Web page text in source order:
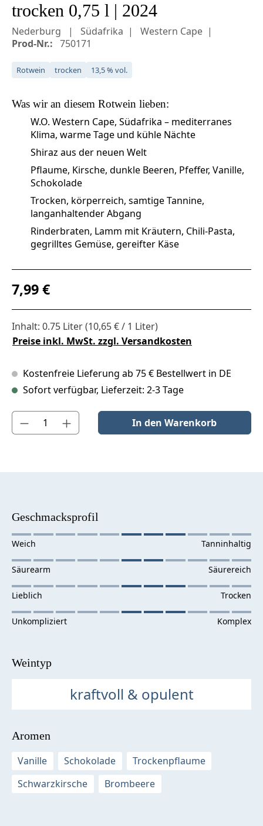
trocken 0,75 l | 2024
Nederburg Südafrika
Western Cape
Prod-Nr.: 750171
Rotwein trocken 13,5 % vol.
Was wir an diesem Rotwein lieben:
W.O. Western Cape, Südafrika – mediterranes
Klima, warme Tage und kühle Nächte
Shiraz aus der neuen Welt
Pflaume, Kirsche, dunkle Beeren, Pfeffer, Vanille,
Schokolade
Trocken, körperreich, samtige Tannine,
langanhaltender Abgang
Rinderbraten, Lamm mit Kräutern, Chili‑Pasta,
gegrilltes Gemüse, gereifter Käse
Regulärer Preis:
7,99 €
Inhalt: 0.75 Liter(10,65 € / 1 Liter)
Preise inkl. MwSt. zzgl. Versandkosten
Kostenfreie Lieferung ab 75 € Bestellwert in DE
Sofort verfügbar, Lieferzeit: 2-3 Tage
Produkt Anzahl: Gib den gewünschten Wert ein oder benutze
In den Warenkorb
Geschmacksprofil
Weintyp
kraftvoll & opulent
Aromen
Vanille
Schokolade
Trockenpflaume
Schwarzkirsche
Brombeere